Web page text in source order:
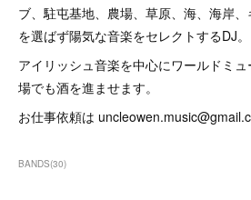
ブ、駐屯基地、農場、草原、海、海岸
を選ばず陽気な音楽をセレクトするDJ。
アイリッシュ音楽を中心にワールドミ
場でも酒を進ませます。
お仕事依頼は
BANDS(30)